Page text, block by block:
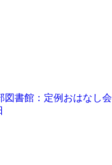
書館：定例おはなし会